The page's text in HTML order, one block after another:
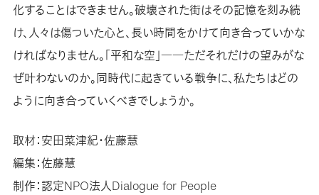
化することはできません。破壊された街はその記憶を刻み続
け、人々は傷ついた心と、長い時間をかけて向き合っていかな
ければなりません。「平和な空」――ただそれだけの望みがな
ぜ叶わないのか。同時代に起きている戦争に、私たちはどの
ように向き合っていくべきでしょうか。
取材：安田菜津紀・佐藤慧
編集：佐藤慧
制作：認定NPO法人Dialogue for People